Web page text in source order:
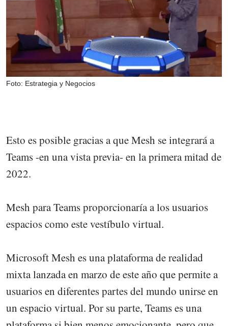
Foto: Estrategia y Negocios
Esto es posible gracias a que Mesh se integrará a
Teams -en una vista previa- en la primera mitad de
2022.
Mesh para Teams proporcionaría a los usuarios
espacios como este vestíbulo virtual.
Microsoft Mesh es una plataforma de realidad
mixta lanzada en marzo de este año que permite a
usuarios en diferentes partes del mundo unirse en
un espacio virtual. Por su parte, Teams es una